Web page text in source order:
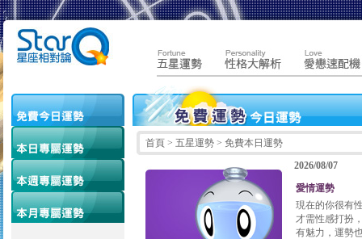
首頁 > 五星運勢 > 免費本日運勢
2026/08/07
愛情運勢
現在的你很有
才需性感打扮
有魅力，運勢